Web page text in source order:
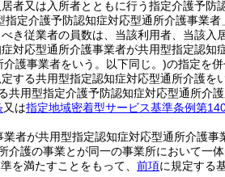
者又は入所者とともに行う指定介護予防
指定介護予防認知症対応型通所介護事業者
き従業者の員数は、当該利用者、当該入
対応型通所介護事業者が共用型指定認知
護事業者をいう。以下同じ。)の指定を
する共用型指定認知症対応型通所介護を
用型指定介護予防認知症対応型通所介
又は指定地域密着型サービス基準条例第
者が共用型指定認知症対応型通所介護
護の事業とが同一の事業所において一
を満たすことをもって、 前項に規定する